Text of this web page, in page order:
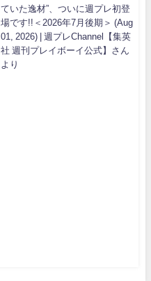
ていた逸材”、ついに週プレ初登
場です!!＜2026年7月後期＞ (Aug
01, 2026) | 週プレChannel【集英
社 週刊プレイボーイ公式】さん
より